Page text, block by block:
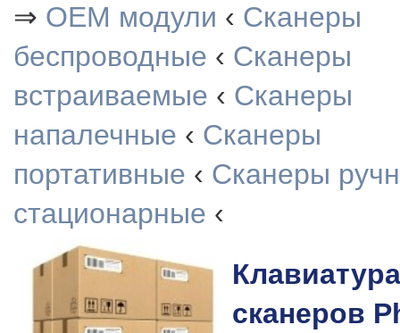
⇒ OEM модули ‹ Сканеры
беспроводные ‹ Сканеры
встраиваемые ‹ Сканеры
напалечные ‹ Сканеры
портативные ‹ Сканеры
стационарные ‹
сканеров